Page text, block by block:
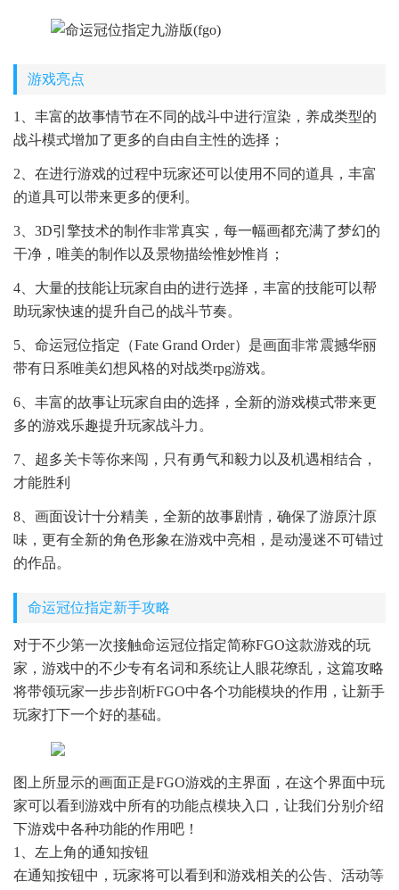
游戏亮点
1、丰富的故事情节在不同的战斗中进行渲染，养成类型的
战斗模式增加了更多的自由自主性的选择；
2、在进行游戏的过程中玩家还可以使用不同的道具，丰富
的道具可以带来更多的便利。
3、3D引擎技术的制作非常真实，每一幅画都充满了梦幻的
干净，唯美的制作以及景物描绘惟妙惟肖；
4、大量的技能让玩家自由的进行选择，丰富的技能可以帮
助玩家快速的提升自己的战斗节奏。
5、命运冠位指定（Fate Grand Order）是画面非常震撼华丽
带有日系唯美幻想风格的对战类rpg游戏。
6、丰富的故事让玩家自由的选择，全新的游戏模式带来更
多的游戏乐趣提升玩家战斗力。
7、超多关卡等你来闯，只有勇气和毅力以及机遇相结合，
才能胜利
8、画面设计十分精美，全新的故事剧情，确保了游原汁原
味，更有全新的角色形象在游戏中亮相，是动漫迷不可错过
的作品。
命运冠位指定新手攻略
对于不少第一次接触命运冠位指定简称FGO这款游戏的玩
家，游戏中的不少专有名词和系统让人眼花缭乱，这篇攻略
将带领玩家一步步剖析FGO中各个功能模块的作用，让新手
玩家打下一个好的基础。
图上所显示的画面正是FGO游戏的主界面，在这个界面中玩
家可以看到游戏中所有的功能点模块入口，让我们分别介绍
下游戏中各种功能的作用吧！
1、左上角的通知按钮
在通知按钮中，玩家将可以看到和游戏相关的公告、活动等